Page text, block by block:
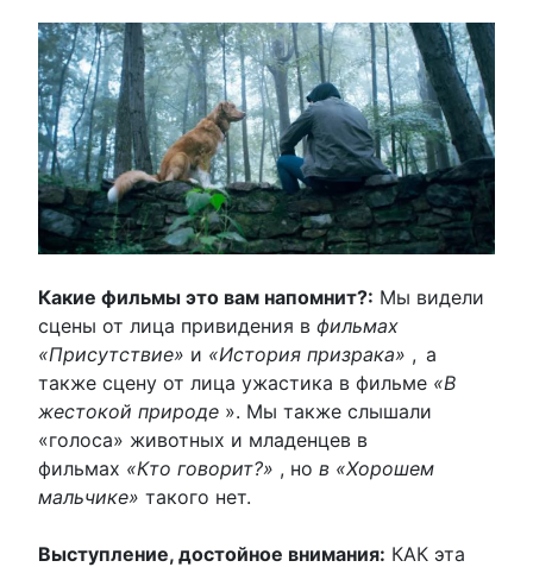
Какие фильмы это вам напомнит?: Мы видели
сцены от лица привидения в фильмах
«Присутствие» и «История призрака» , а
также сцену от лица ужастика в фильме «В
жестокой природе ». Мы также слышали
«голоса» животных и младенцев в
фильмах «Кто говорит?» , но в «Хорошем
мальчике» такого нет.
Выступление, достойное внимания: КАК эта